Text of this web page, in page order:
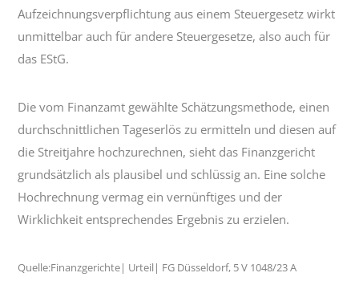
Aufzeichnungsverpflichtung aus einem Steuergesetz wirkt
unmittelbar auch für andere Steuergesetze, also auch für
das EStG.
Die vom Finanzamt gewählte Schätzungsmethode, einen
durchschnittlichen Tageserlös zu ermitteln und diesen auf
die Streitjahre hochzurechnen, sieht das Finanzgericht
grundsätzlich als plausibel und schlüssig an. Eine solche
Hochrechnung vermag ein vernünftiges und der
Wirklichkeit entsprechendes Ergebnis zu erzielen.
Quelle:Finanzgerichte| Urteil| FG Düsseldorf, 5 V 1048/23 A